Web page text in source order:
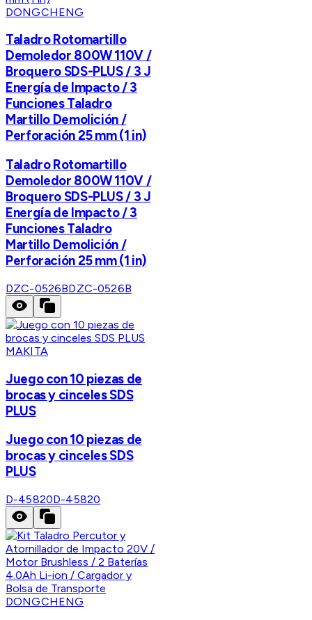
DONGCHENG
Taladro Rotomartillo
Demoledor 800W 110V /
Broquero SDS-PLUS / 3 J
Energía de Impacto / 3
Funciones Taladro
Martillo Demolición /
Perforación 25 mm (1 in)
Taladro Rotomartillo
Demoledor 800W 110V /
Broquero SDS-PLUS / 3 J
Energía de Impacto / 3
Funciones Taladro
Martillo Demolición /
Perforación 25 mm (1 in)
DZC-0526BDZC-0526B
MAKITA
Juego con 10 piezas de
brocas y cinceles SDS
PLUS
Juego con 10 piezas de
brocas y cinceles SDS
PLUS
D-45820D-45820
DONGCHENG